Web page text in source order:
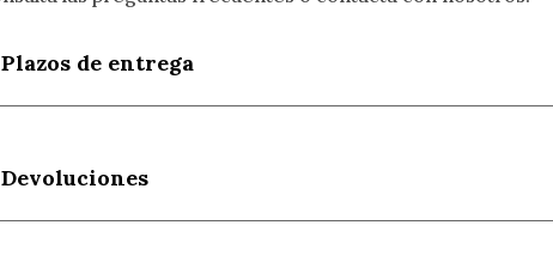
Plazos de entrega
Devoluciones